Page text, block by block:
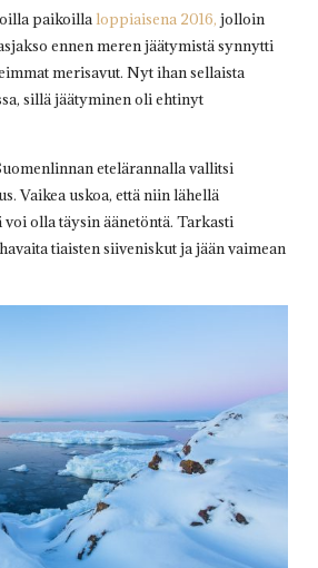
paikoillaloppiaisena 2016, jolloin
ennen meren jäätymistä synnytti
merisavut. Nyt ihan sellaista
sillä jäätyminen oli ehtinyt
etelärannalla vallitsi
Vaikea uskoa, että niin lähellä
olla täysin äänetöntä. Tarkasti
tiaisten siiveniskut ja jään vaimean